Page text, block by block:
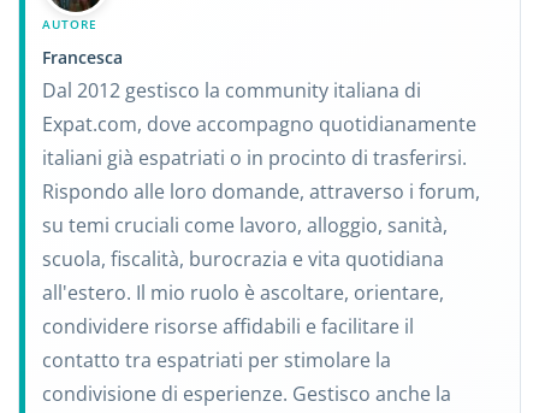
AUTORE
Francesca
Dal 2012 gestisco la community italiana di
Expat.com, dove accompagno quotidianamente
italiani già espatriati o in procinto di trasferirsi.
Rispondo alle loro domande, attraverso i forum,
su temi cruciali come lavoro, alloggio, sanità,
scuola, fiscalità, burocrazia e vita quotidiana
all'estero. Il mio ruolo è ascoltare, orientare,
condividere risorse affidabili e facilitare il
contatto tra espatriati per stimolare la
condivisione di esperienze. Gestisco anche la